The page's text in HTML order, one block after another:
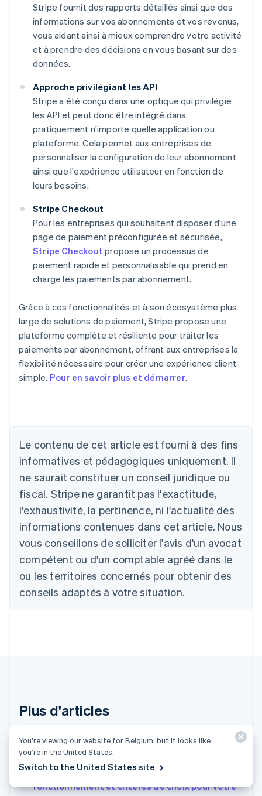
Stripe fournit des rapports détaillés ainsi que des
informations sur vos abonnements et vos revenus,
vous aidant ainsi à mieux comprendre votre activité
et à prendre des décisions en vous basant sur des
données.
Approche privilégiant les API
Stripe a été conçu dans une optique qui privilégie
les API et peut donc être intégré dans
pratiquement n'importe quelle application ou
plateforme. Cela permet aux entreprises de
personnaliser la configuration de leur abonnement
ainsi que l'expérience utilisateur en fonction de
leurs besoins.
Stripe Checkout
Pour les entreprises qui souhaitent disposer d'une
page de paiement préconfigurée et sécurisée,
Stripe Checkoutpropose un processus de
paiement rapide et personnalisable qui prend en
charge les paiements par abonnement.
Grâce à ces fonctionnalités et à son écosystème plus
large de solutions de paiement, Stripe propose une
plateforme complète et résiliente pour traiter les
paiements par abonnement, offrant aux entreprises la
flexibilité nécessaire pour créer une expérience client
simple. Pour en savoir plus et démarrer.
Le contenu de cet article est fourni à des fins
informatives et pédagogiques uniquement. Il
ne saurait constituer un conseil juridique ou
fiscal. Stripe ne garantit pas l'exactitude,
l'exhaustivité, la pertinence, ni l'actualité des
informations contenues dans cet article. Nous
vous conseillons de solliciter l'avis d'un avocat
compétent ou d'un comptable agréé dans le
ou les territoires concernés pour obtenir des
conseils adaptés à votre situation.
Plus d'articles
Logiciels de gestion des revenus récurrents :
fonctionnement et critères de choix pour votre
DeutschEnglish
English
Autriche
Deutsch English
Belgique
NederlandsFrançaisDeutschEnglish
Brésil
Bulgarie
English
Canada
English Français
Chine continentale
Espagne
Estonie
English
États-Unis
Finlande
You’re viewing our website for Belgium, but it looks like
you’re in the United States.
Switch to the United States site